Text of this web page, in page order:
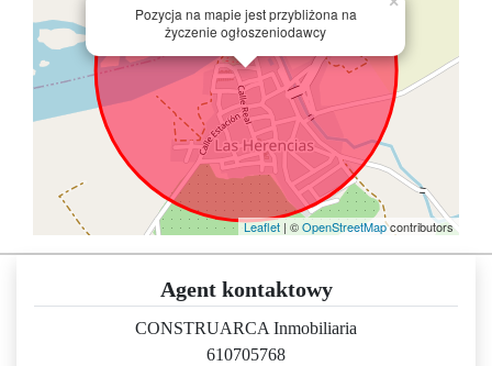
Pozycja na mapie jest przybliżona na
życzenie ogłoszeniodawcy
Leaflet | ©OpenStreetMapcontributors
Agent kontaktowy
CONSTRUARCA Inmobiliaria
610705768